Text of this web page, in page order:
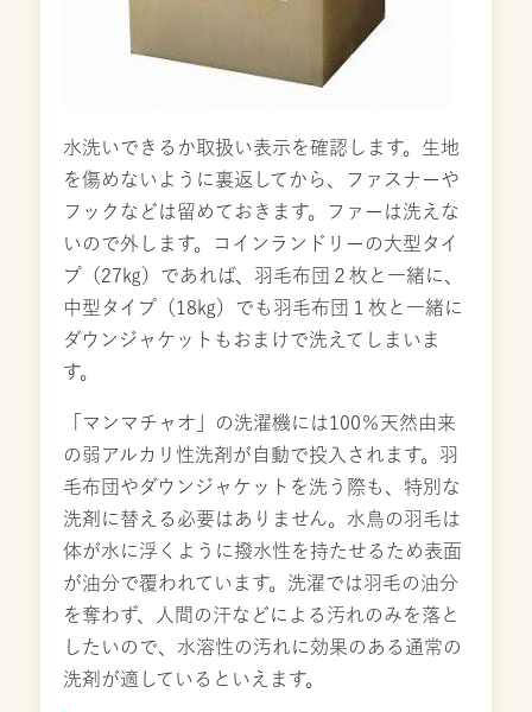
水洗いできるか取扱い表示を確認します。生地
を傷めないように裏返してから、ファスナーや
フックなどは留めておきます。ファーは洗えな
いので外します。コインランドリーの大型タイ
プ（27㎏）であれば、羽毛布団２枚と一緒に、
中型タイプ（18㎏）でも羽毛布団１枚と一緒に
ダウンジャケットもおまけで洗えてしまいま
す。
「マンマチャオ」の洗濯機には100％天然由来
の弱アルカリ性洗剤が自動で投入されます。羽
毛布団やダウンジャケットを洗う際も、特別な
洗剤に替える必要はありません。水鳥の羽毛は
体が水に浮くように撥水性を持たせるため表面
が油分で覆われています。洗濯では羽毛の油分
を奪わず、人間の汗などによる汚れのみを落と
したいので、水溶性の汚れに効果のある通常の
洗剤が適しているといえます。